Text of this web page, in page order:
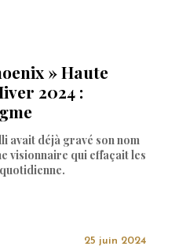
» Haute
2024 :
avait déjà gravé son nom
visionnaire qui effaçait les
25 juin 2024